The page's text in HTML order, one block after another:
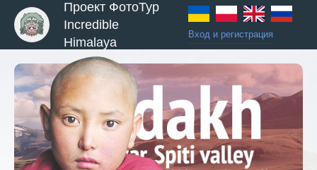
Проект ФотоТур
Incredible
Himalaya
Вход и регистрация